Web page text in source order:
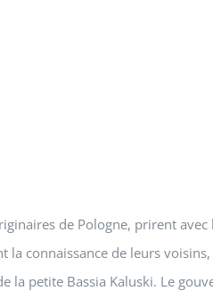
de Pologne, prirent
connaissance de leurs
petite Bassia Kaluski. Le